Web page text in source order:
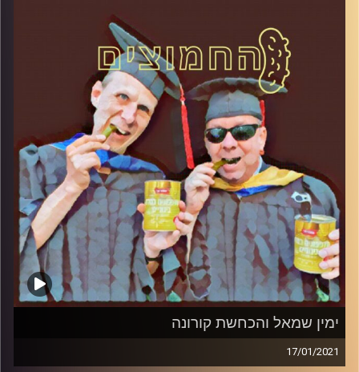
עם פרופסור בועז בן-דוד ופרופסור גלעד
הירשברגר
והפעם: שח-מט פוליטי
קרדיט תמונות:AudioVersity
ימין שמאל והכחשת קורונה
17/01/2021